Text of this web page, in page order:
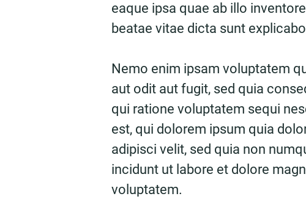
eaque ipsa quae ab illo
beatae vitae dicta sunt
Nemo enim ipsam voluptatem
aut odit aut fugit, sed quia
qui ratione voluptatem sequi
est, qui dolorem ipsum quia
adipisci velit, sed quia non
incidunt ut labore et dolore
voluptatem.